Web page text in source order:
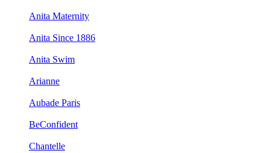
Anita Maternity
Anita Since 1886
Anita Swim
Arianne
Aubade Paris
BeConfident
Chantelle